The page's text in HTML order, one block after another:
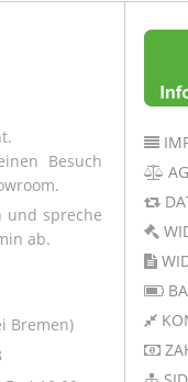
Besuch
und spreche
ab.
Bremen)